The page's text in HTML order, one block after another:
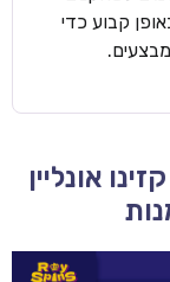
קבוע כדי
ROYSPINS CASINO – 2026 קזינו אונליין